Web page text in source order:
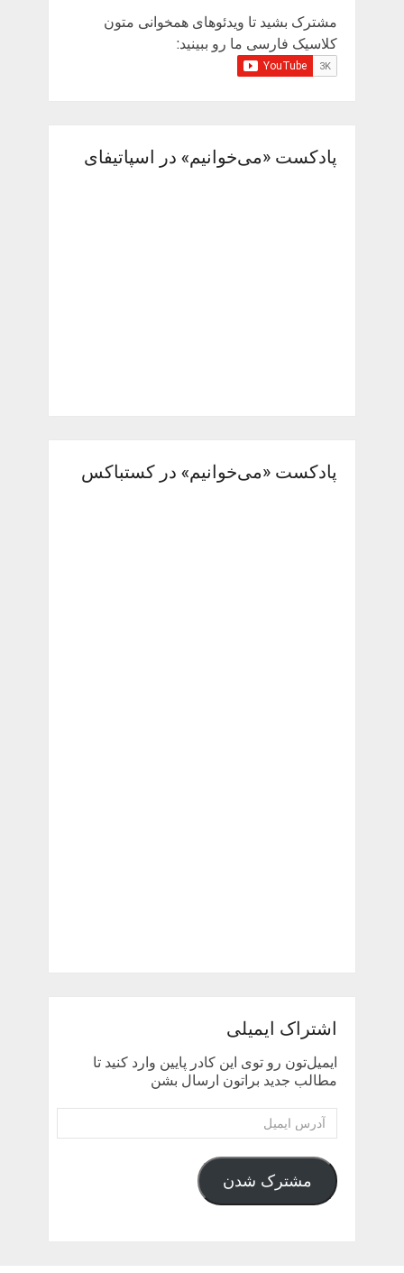
مشترک بشید تا ویدئوهای همخوانی متون
کلاسیک فارسی ما رو ببینید:
پادکست «می‌خوانیم» در اسپاتیفای
پادکست «می‌خوانیم» در کستباکس
اشتراک ایمیلی
ایمیل‌تون رو توی این کادر پایین وارد کنید تا
مطالب جدید براتون ارسال بشن
آدرس
ایمیل
مشترک شدن